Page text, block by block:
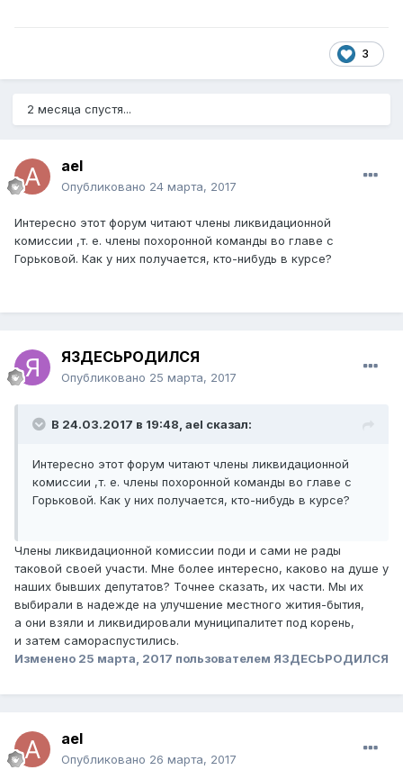
3
2 месяца спустя...
аel
Опубликовано 24 марта, 2017
Интересно этот форум читают члены ликвидационной
комиссии ,т. е. члены похоронной команды во главе с
Горьковой. Как у них получается, кто-нибудь в курсе?
ЯЗДЕСЬРОДИЛСЯ
Опубликовано 25 марта, 2017
В 24.03.2017 в 19:48, аel сказал:
Интересно этот форум читают члены ликвидационной
комиссии ,т. е. члены похоронной команды во главе с
Горьковой. Как у них получается, кто-нибудь в курсе?
Члены ликвидационной комиссии поди и сами не рады
таковой своей участи. Мне более интересно, каково на душе у
наших бывших депутатов? Точнее сказать, их части. Мы их
выбирали в надежде на улучшение местного жития-бытия,
а они взяли и ликвидировали муниципалитет под корень,
и затем самораспустились.
Изменено 25 марта, 2017 пользователем ЯЗДЕСЬРОДИЛСЯ
аel
Опубликовано 26 марта, 2017